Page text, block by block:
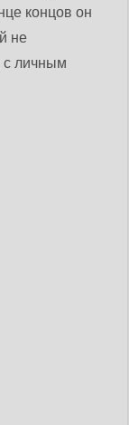
концов он
не
с личным